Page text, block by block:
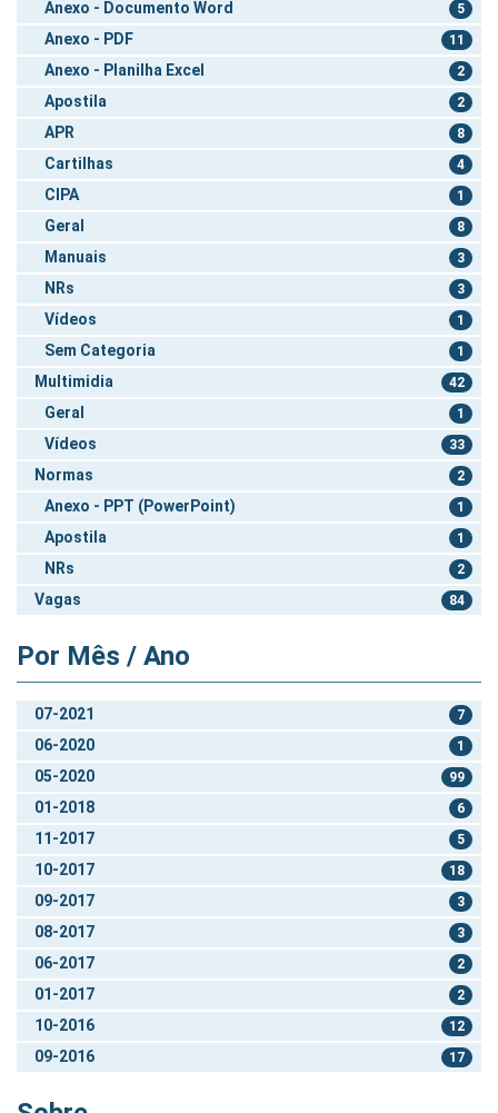
Anexo - Documento Word 5
Anexo - PDF 11
Anexo - Planilha Excel 2
Apostila 2
APR 8
Cartilhas 4
CIPA 1
Geral 8
Manuais 3
NRs 3
Vídeos 1
Sem Categoria 1
Multimidia 42
Geral 1
Vídeos 33
Normas 2
Anexo - PPT (PowerPoint) 1
Apostila 1
NRs 2
Vagas 84
Por Mês / Ano
07-2021 7
06-2020 1
05-2020 99
01-2018 6
11-2017 5
10-2017 18
09-2017 3
08-2017 3
06-2017 2
01-2017 2
10-2016 12
09-2016 17